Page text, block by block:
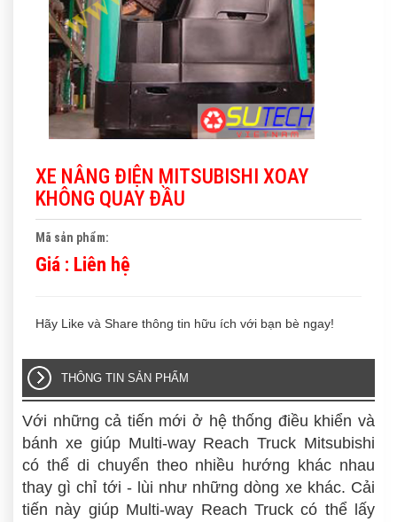
XE NÂNG ĐIỆN MITSUBISHI XOAY
KHÔNG QUAY ĐẦU
Mã sản phẩm:
Giá : Liên hệ
Hãy Like và Share thông tin hữu ích với bạn bè ngay!
THÔNG TIN SẢN PHẨM
Với những cả tiến mới ở hệ thống điều khiển và
bánh xe giúp Multi-way Reach Truck Mitsubishi
có thể di chuyển theo nhiều hướng khác nhau
thay gì chỉ tới - lùi như những dòng xe khác. Cải
tiến này giúp Multi-way Reach Truck có thể lấy